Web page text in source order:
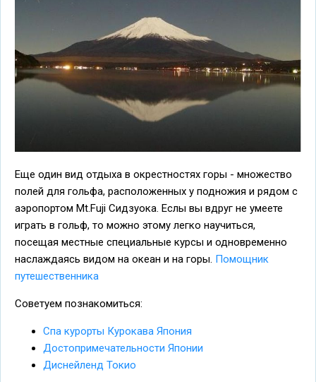
Еще один вид отдыха в окрестностях горы - множество
полей для гольфа, расположенных у подножия и рядом с
аэропортом Mt.Fuji Сидзуока. Еслы вы вдруг не умеете
играть в гольф, то можно этому легко научиться,
посещая местные специальные курсы и одновременно
наслаждаясь видом на океан и на горы. Помощник
путешественника
Советуем познакомиться:
Спа курорты Курокава Япония
Достопримечательности Японии
Диснейленд Токио